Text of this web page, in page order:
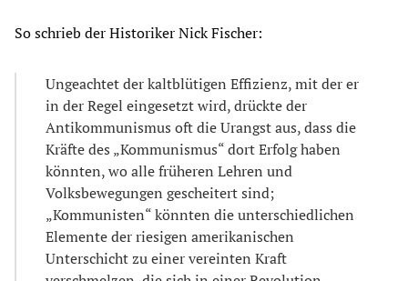
So schrieb der Historiker Nick Fischer:
Ungeachtet der kaltblütigen Effizienz, mit der er
in der Regel eingesetzt wird, drückte der
Antikommunismus oft die Urangst aus, dass die
Kräfte des „Kommunismus“ dort Erfolg haben
könnten, wo alle früheren Lehren und
Volksbewegungen gescheitert sind;
„Kommunisten“ könnten die unterschiedlichen
Elemente der riesigen amerikanischen
Unterschicht zu einer vereinten Kraft